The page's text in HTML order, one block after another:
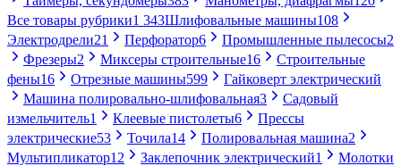
Все товары рубрики1 343Шлифовальные машины108
Электродрели21 Перфоратор6 Промышленные пылесосы2
Фрезеры2 Миксеры строительные16
Строительные
фены16 Отрезные машины599
Гайковерт электрический
Машина полировально-шлифовальная3
Садовый
измельчитель1 Клеевые пистолеты6
Прессы
электрические53 Точила14 Полировальная машина2
Мультипликатор12 Заклепочник электрический1
Молотки